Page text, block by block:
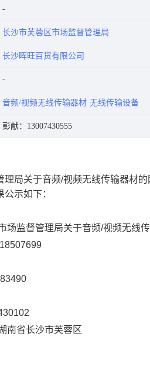
长沙市芙蓉区市场监督管理局
长沙晖旺百货有限公司
音频/视频无线传输器材 无线传输设备
彭献：13007430555
理局关于音频/视频无线传输器材
示如下：
场监督管理局关于音频/视频无线
南省长沙市芙蓉区